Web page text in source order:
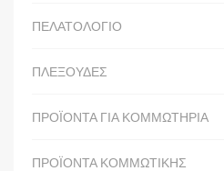
ΠΕΛΑΤΟΛΟΓΙΟ
ΠΛΕΞΟΥΔΕΣ
ΠΡΟΪΟΝΤΑ ΓΙΑ ΚΟΜΜΩΤΗΡΙΑ
ΠΡΟΪΟΝΤΑ ΚΟΜΜΩΤΙΚΗΣ